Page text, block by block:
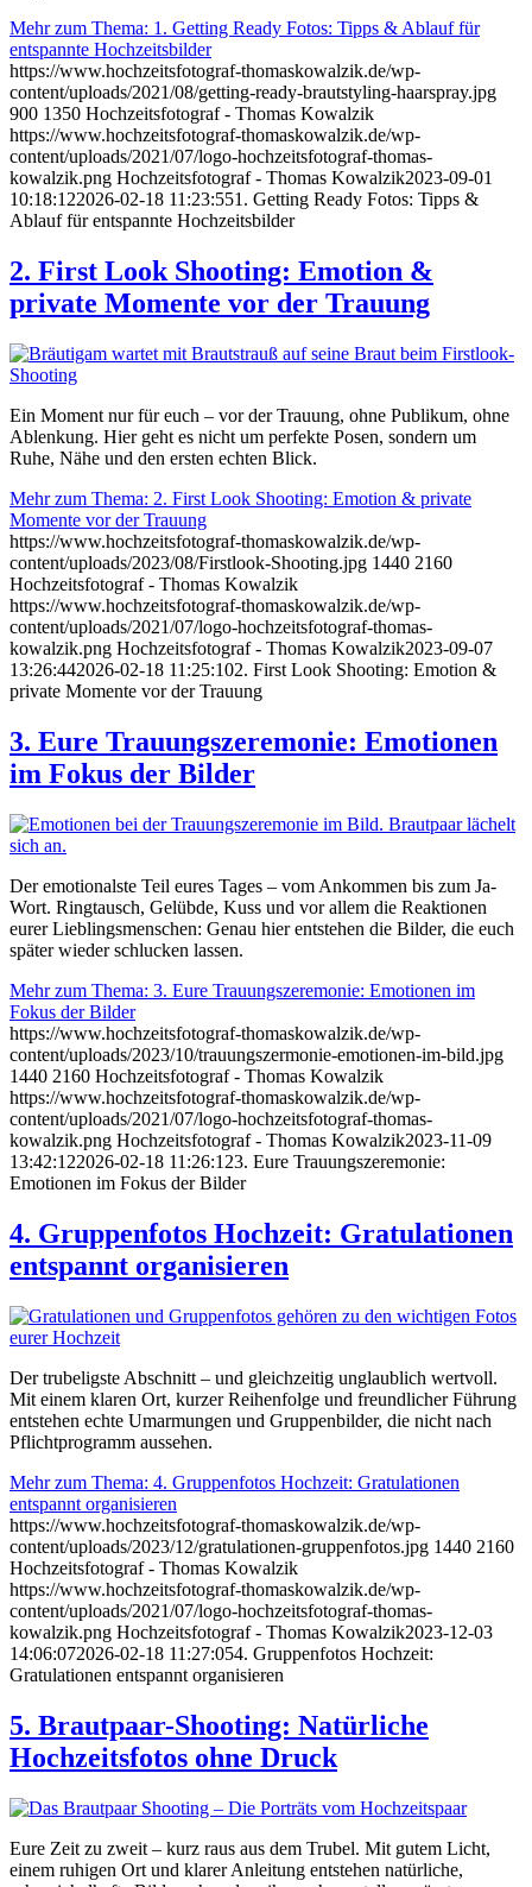
Mehr zum Thema: 1. Getting Ready Fotos: Tipps & Ablauf für
entspannte Hochzeitsbilder
https://www.hochzeitsfotograf-thomaskowalzik.de/wp-
content/uploads/2021/08/getting-ready-brautstyling-haarspray.jpg
900 1350 Hochzeitsfotograf - Thomas Kowalzik
https://www.hochzeitsfotograf-thomaskowalzik.de/wp-
content/uploads/2021/07/logo-hochzeitsfotograf-thomas-
kowalzik.png Hochzeitsfotograf - Thomas Kowalzik2023-09-01
10:18:122026-02-18 11:23:551. Getting Ready Fotos: Tipps &
Ablauf für entspannte Hochzeitsbilder
2. First Look Shooting: Emotion &
private Momente vor der Trauung
Ein Moment nur für euch – vor der Trauung, ohne Publikum, ohne
Ablenkung. Hier geht es nicht um perfekte Posen, sondern um
Ruhe, Nähe und den ersten echten Blick.
Mehr zum Thema: 2. First Look Shooting: Emotion & private
Momente vor der Trauung
https://www.hochzeitsfotograf-thomaskowalzik.de/wp-
content/uploads/2023/08/Firstlook-Shooting.jpg 1440 2160
Hochzeitsfotograf - Thomas Kowalzik
https://www.hochzeitsfotograf-thomaskowalzik.de/wp-
content/uploads/2021/07/logo-hochzeitsfotograf-thomas-
kowalzik.png Hochzeitsfotograf - Thomas Kowalzik2023-09-07
13:26:442026-02-18 11:25:102. First Look Shooting: Emotion &
private Momente vor der Trauung
3. Eure Trauungszeremonie: Emotionen
im Fokus der Bilder
Der emotionalste Teil eures Tages – vom Ankommen bis zum Ja-
Wort. Ringtausch, Gelübde, Kuss und vor allem die Reaktionen
eurer Lieblingsmenschen: Genau hier entstehen die Bilder, die euch
später wieder schlucken lassen.
Mehr zum Thema: 3. Eure Trauungszeremonie: Emotionen im
Fokus der Bilder
https://www.hochzeitsfotograf-thomaskowalzik.de/wp-
content/uploads/2023/10/trauungszermonie-emotionen-im-bild.jpg
1440 2160 Hochzeitsfotograf - Thomas Kowalzik
https://www.hochzeitsfotograf-thomaskowalzik.de/wp-
content/uploads/2021/07/logo-hochzeitsfotograf-thomas-
kowalzik.png Hochzeitsfotograf - Thomas Kowalzik2023-11-09
13:42:122026-02-18 11:26:123. Eure Trauungszeremonie:
Emotionen im Fokus der Bilder
4. Gruppenfotos Hochzeit: Gratulationen
entspannt organisieren
Der trubeligste Abschnitt – und gleichzeitig unglaublich wertvoll.
Mit einem klaren Ort, kurzer Reihenfolge und freundlicher Führung
entstehen echte Umarmungen und Gruppenbilder, die nicht nach
Pflichtprogramm aussehen.
Mehr zum Thema: 4. Gruppenfotos Hochzeit: Gratulationen
entspannt organisieren
https://www.hochzeitsfotograf-thomaskowalzik.de/wp-
content/uploads/2023/12/gratulationen-gruppenfotos.jpg 1440 2160
Hochzeitsfotograf - Thomas Kowalzik
https://www.hochzeitsfotograf-thomaskowalzik.de/wp-
content/uploads/2021/07/logo-hochzeitsfotograf-thomas-
kowalzik.png Hochzeitsfotograf - Thomas Kowalzik2023-12-03
14:06:072026-02-18 11:27:054. Gruppenfotos Hochzeit:
Gratulationen entspannt organisieren
5. Brautpaar-Shooting: Natürliche
Hochzeitsfotos ohne Druck
Eure Zeit zu zweit – kurz raus aus dem Trubel. Mit gutem Licht,
einem ruhigen Ort und klarer Anleitung entstehen natürliche,